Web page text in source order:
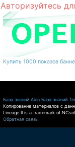
Авторизуйтесь
Купить 1000 показов
База знаний Aion База знаний
Копирование материалов с
Lineage II is a trademark of
Обратная связь